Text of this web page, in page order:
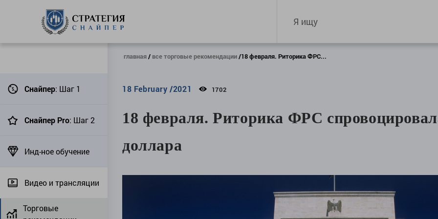
Снайпер: Шаг 1
Снайпер Pro: Шаг 2
Инд-ное обучение
Видео и трансляции
Торговые
главная все торговые рекомендации 18 февраля. Риторика ФРС...
18 February /2021 1702
18 февраля. Риторика ФРС
доллара